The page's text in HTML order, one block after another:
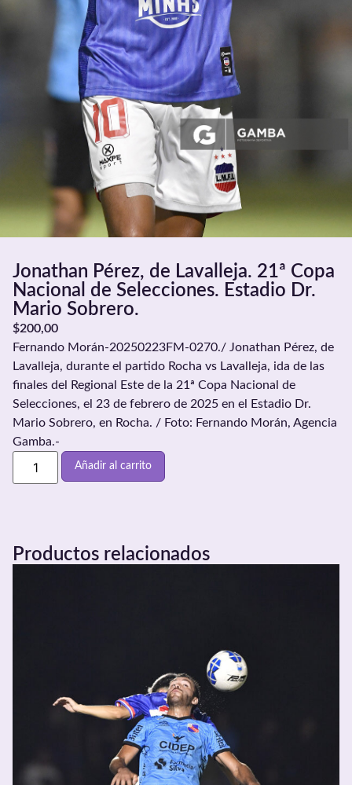
Jonathan Pérez, de Lavalleja. 21ª Copa
Nacional de Selecciones. Estadio Dr.
Mario Sobrero.
$200,00
Fernando Morán-20250223FM-0270./ Jonathan Pérez, de
Lavalleja, durante el partido Rocha vs Lavalleja, ida de las
finales del Regional Este de la 21ª Copa Nacional de
Selecciones, el 23 de febrero de 2025 en el Estadio Dr.
Mario Sobrero, en Rocha. / Foto: Fernando Morán, Agencia
Gamba.-
Añadir al carrito
Productos relacionados